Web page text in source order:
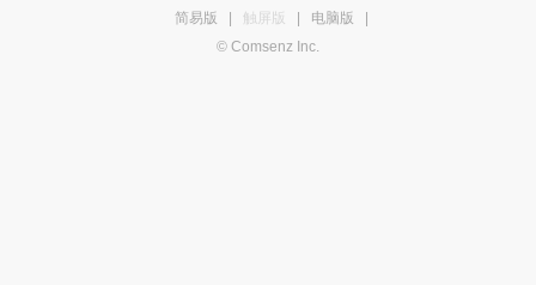
简易版
触屏版 电脑版
© Comsenz Inc.